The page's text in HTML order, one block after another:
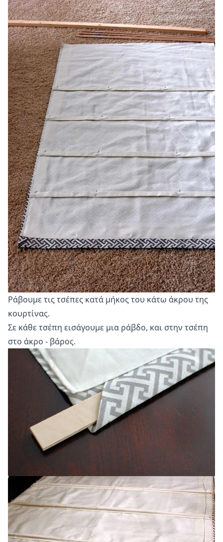
Ράβουμε τις τσέπες κατά μήκος του κάτω άκρου της
κουρτίνας.
Σε κάθε τσέπη εισάγουμε μια ράβδο, και στην τσέπη
στο άκρο - βάρος.